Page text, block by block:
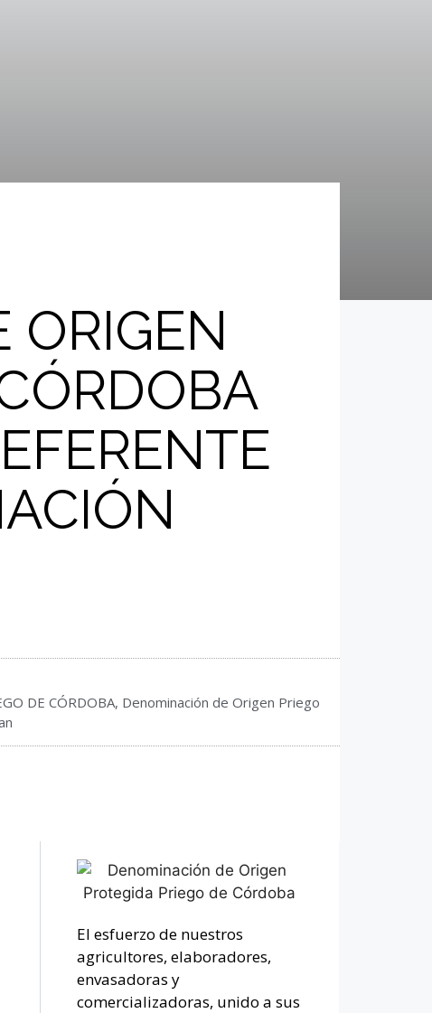
ORIGEN
DE CÓRDOBA, Denominación de Origen Priego
El esfuerzo de nuestros
agricultores, elaboradores,
envasadoras y
comercializadoras, unido a sus